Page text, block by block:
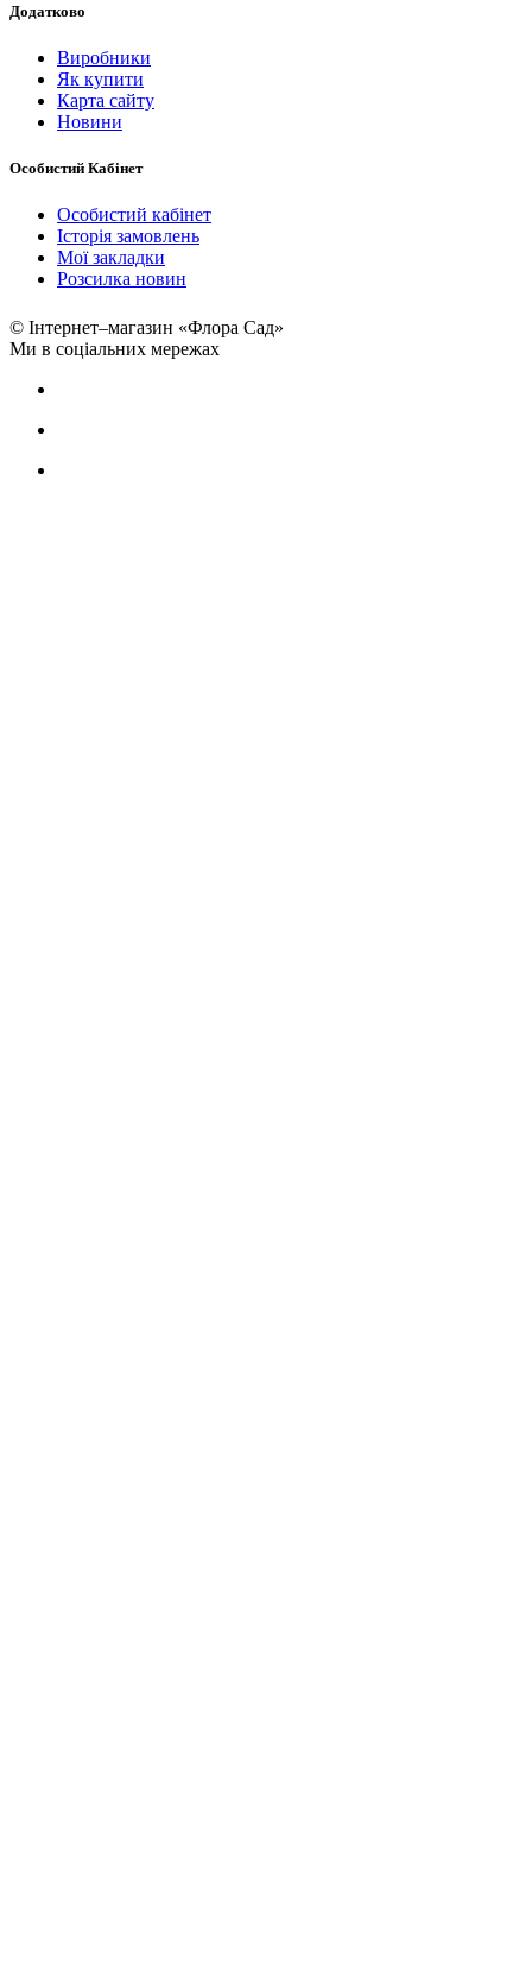
Додатково
Виробники
Як купити
Карта сайту
Новини
Особистий Кабінет
Особистий кабінет
Історія замовлень
Мої закладки
Розсилка новин
© Інтернет–магазин «Флора Сад»
Ми в соціальних мережах